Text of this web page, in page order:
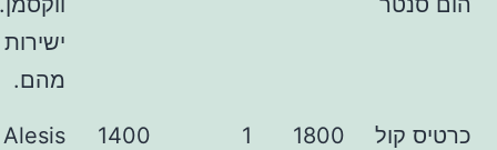
1800
1
1400
Alesis